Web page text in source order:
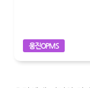
웅진OPMS